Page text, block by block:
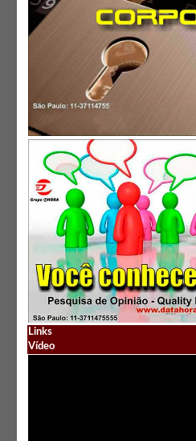
Links
Vídeo